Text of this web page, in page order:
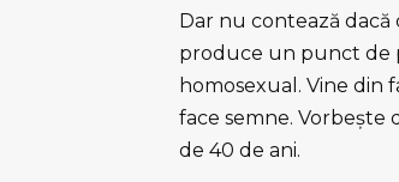
Dar nu contează dacă
produce un punct de
homosexual. Vine din
face semne. Vorbeşte
de 40 de ani.